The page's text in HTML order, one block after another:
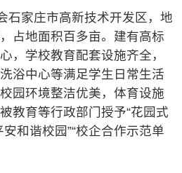
家庄市高新技术开发区，地
占地面积百多亩。建有高标
，学校教育配套设施齐全，
浴中心等满足学生日常生活
园环境整洁优美，体育设施
教育等行政部门授予“花园式
安和谐校园”“校企合作示范单